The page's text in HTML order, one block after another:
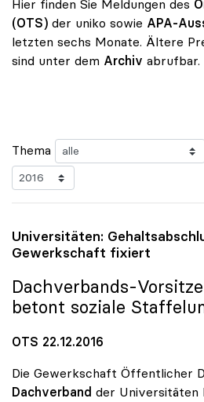
Hier finden Sie Meldungen des
(OTS) der uniko sowie APA-
letzten sechs Monate. Ältere
sind unter dem Archiv abrufbar.
Thema
Universitäten:
Gewerkschaft fixiert
Dachverbands-
betont soziale
OTS 22.12.2016
Die Gewerkschaft Öffentlicher
Dachverband der Universitäten